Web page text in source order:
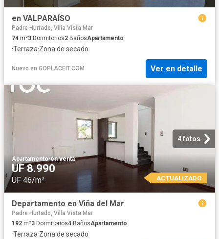
en VALPARAÍSO
Padre Hurtado, Villa Vista Mar
74 m²3 Dormitorios2 BañosApartamento
·Terraza·Zona de secado
Nuevo en GOPLACEIT.COM Ver en detalle
4 fotos
Apartamento·en venta
UF 8.990
UF 46/m² ACTUALIZADO
Departamento en Viña del Mar
Padre Hurtado, Villa Vista Mar
192 m²3 Dormitorios4 BañosApartamento
·Terraza·Zona de secado